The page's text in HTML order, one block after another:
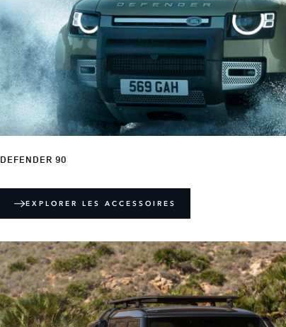
DEFENDER 90
EXPLORER LES ACCESSOIRES